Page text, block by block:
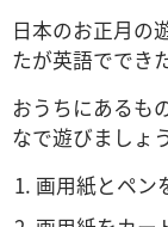
日本のお正月の
たが英語ででき
おうちにあるも
なで遊びましょ
画用紙とペン